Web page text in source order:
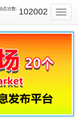
态次数: 102002